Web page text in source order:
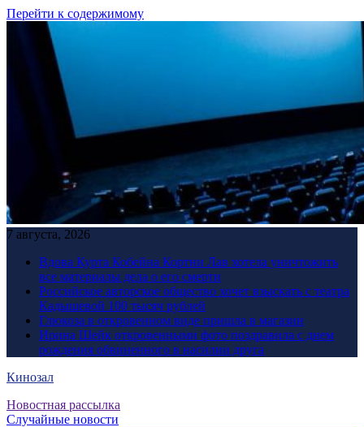
Перейти к содержимому
7 августа, 2026
Вдова Курта Кобейна Кортни Лав хотела уничтожить
все материалы дела о его смерти
Российское авторское общество хочет взыскать с театра
Кадышевой 100 тысяч рублей
Глюкоза в откровенном виде пришла в магазин
Ирина Шейк откровенными фото поздравила с днем
рождения обвиненного в насилии друга
Кинозал
Новостная рассылка
Случайные новости